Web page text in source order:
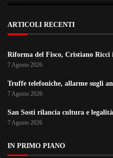
ARTICOLI RECENTI
Riforma del Fisco, Cristiano
7 Agosto 2026
Truffe telefoniche, allarme sugli
7 Agosto 2026
San Sosti rilancia cultura e
7 Agosto 2026
IN PRIMO PIANO